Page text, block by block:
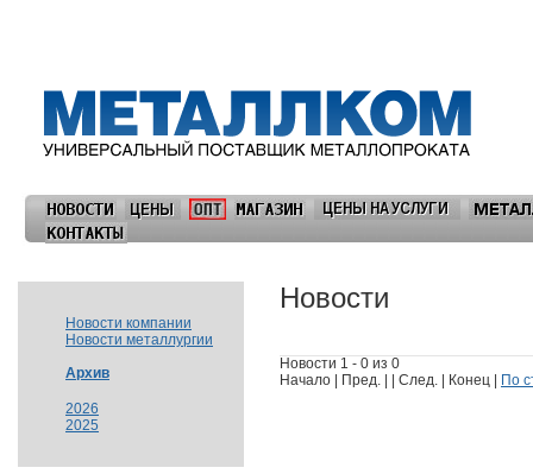
Новости компании
Новости металлургии
Архив
2026
2025
Новости
Новости 1 - 0 из 0
Начало | Пред. | | След. | Конец |
По